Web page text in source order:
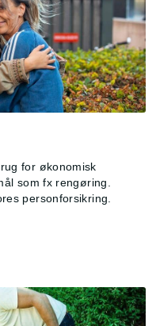
for økonomisk
som fx rengøring.
personforsikring.